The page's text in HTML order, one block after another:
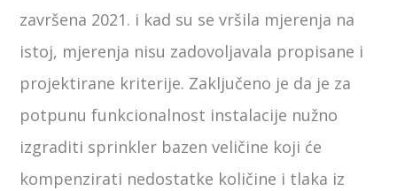
završena 2021. i kad su se vršila mjerenja na
istoj, mjerenja nisu zadovoljavala propisane i
projektirane kriterije. Zaključeno je da je za
potpunu funkcionalnost instalacije nužno
izgraditi sprinkler bazen veličine koji će
kompenzirati nedostatke količine i tlaka iz